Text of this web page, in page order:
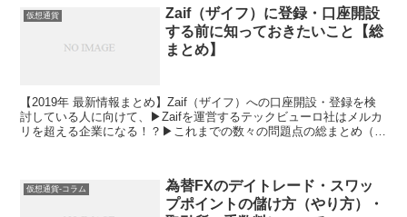
仮想通貨
Zaif（ザイフ）に登録・口座開設
する前に知っておきたいこと【総
まとめ】
【2019年 最新情報まとめ】Zaif（ザイフ）への口座開設・登録を検
討している人に向けて、▶Zaifを運営するテックビューロ社はメルカ
リを超える企業になる！？▶これまでの数々の問題点の総まとめ（①
事件 ⑦約2000兆円のビットコインを成行注文事件 ⑧不正出金事件）
▶業務改善命令ニュース後のZaifトークンの爆下げチャート▶Zaifを
仮想通貨-コラム
為替FXのデイトレード・スワッ
プポイントの儲け方（やり方）・